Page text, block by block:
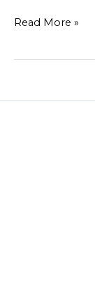
Read More »